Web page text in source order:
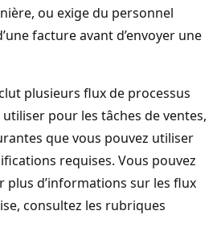
ou exige du personnel
facture avant d’envoyer une
plusieurs flux de processus
pour les tâches de ventes,
que vous pouvez utiliser
requises. Vous pouvez
plus d’informations sur les flux
consultez les rubriques